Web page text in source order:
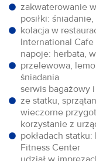
zakwaterowanie
posiłki:
kolacja w
International Cafe
napoje: herbata,
przelewowa,
śniadania
serwis bagażowy
ze statku,
wieczorne
korzystanie z
pokładach
Fitness Center